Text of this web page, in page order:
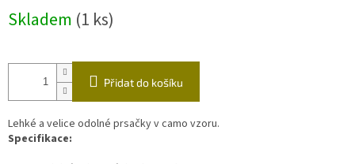
cena:
Skladem (1 ks)
Přidat do košíku
Lehké a velice odolné prsačky v camo vzoru.
Specifikace: